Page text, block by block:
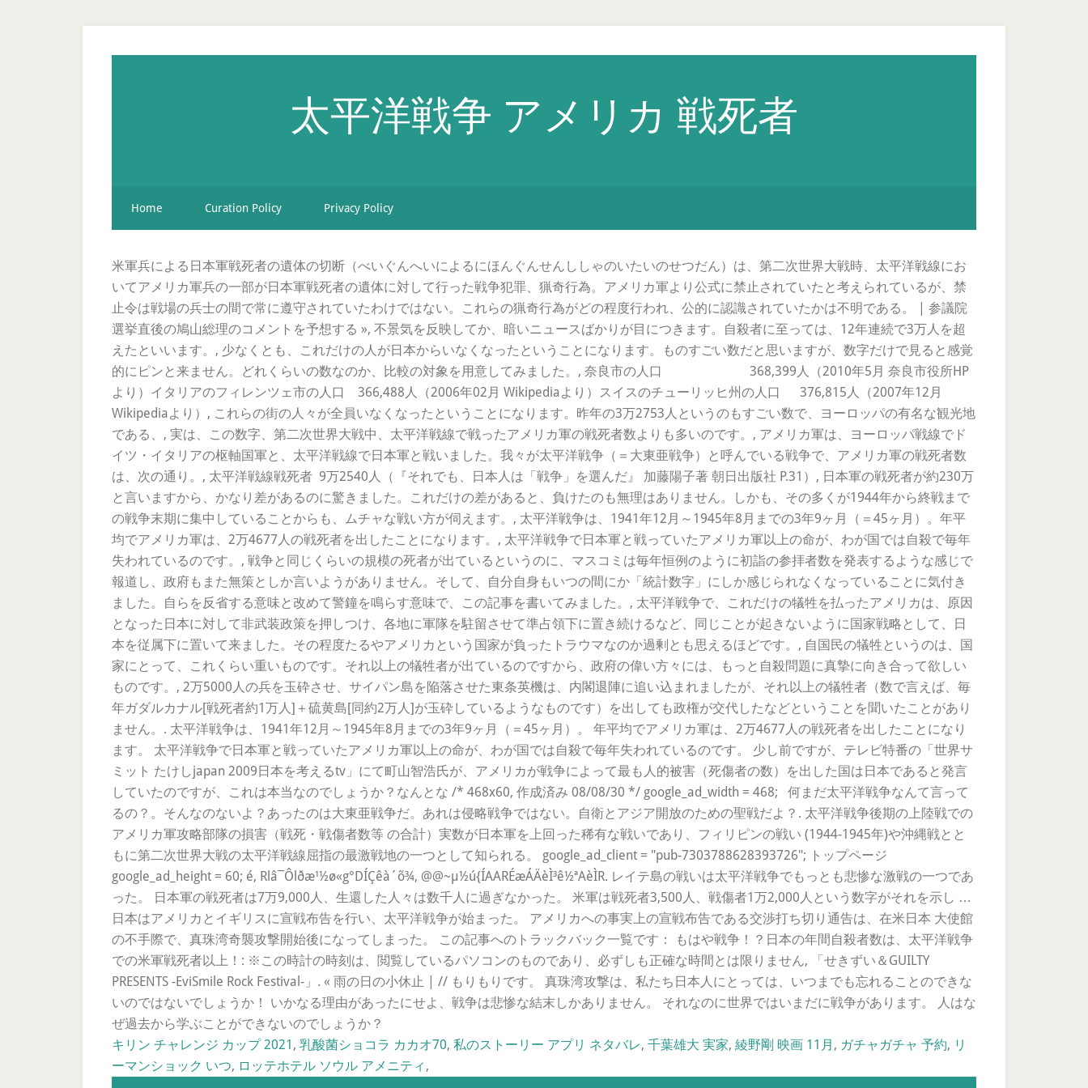
太平洋戦争 アメリカ 戦死者
Home Curation Policy Privacy Policy
米軍兵による日本軍戦死者の遺体の切断（べいぐんへいによるにほんぐんせんししゃのいたいのせつだん）は、第二次世界大戦時、太平洋戦線にお
いてアメリカ軍兵の一部が日本軍戦死者の遺体に対して行った戦争犯罪、猟奇行為。アメリカ軍より公式に禁止されていたと考えられているが、禁
止令は戦場の兵士の間で常に遵守されていたわけではない。これらの猟奇行為がどの程度行われ、公的に認識されていたかは不明である。 | 参議院
選挙直後の鳩山総理のコメントを予想する », 不景気を反映してか、暗いニュースばかりが目につきます。自殺者に至っては、12年連続で3万人を超
えたといいます。, 少なくとも、これだけの人が日本からいなくなったということになります。ものすごい数だと思いますが、数字だけで見ると感覚
的にピンと来ません。どれくらいの数なのか、比較の対象を用意してみました。, 奈良市の人口 368,399人（2010年5月 奈良市役所HP
より）イタリアのフィレンツェ市の人口 366,488人（2006年02月 Wikipediaより）スイスのチューリッヒ州の人口 376,815人（2007年12月
Wikipediaより）, これらの街の人々が全員いなくなったということになります。昨年の3万2753人というのもすごい数で、ヨーロッパの有名な観光地
である、, 実は、この数字、第二次世界大戦中、太平洋戦線で戦ったアメリカ軍の戦死者数よりも多いのです。, アメリカ軍は、ヨーロッパ戦線でド
イツ・イタリアの枢軸国軍と、太平洋戦線で日本軍と戦いました。我々が太平洋戦争（＝大東亜戦争）と呼んでいる戦争で、アメリカ軍の戦死者数
は、次の通り。, 太平洋戦線戦死者 9万2540人（『それでも、日本人は「戦争」を選んだ』 加藤陽子著 朝日出版社 P.31）, 日本軍の戦死者が約230万
と言いますから、かなり差があるのに驚きました。これだけの差があると、負けたのも無理はありません。しかも、その多くが1944年から終戦まで
の戦争末期に集中していることからも、ムチャな戦い方が伺えます。, 太平洋戦争は、1941年12月～1945年8月までの3年9ヶ月（＝45ヶ月）。年平
均でアメリカ軍は、2万4677人の戦死者を出したことになります。, 太平洋戦争で日本軍と戦っていたアメリカ軍以上の命が、わが国では自殺で毎年
失われているのです。, 戦争と同じくらいの規模の死者が出ているというのに、マスコミは毎年恒例のように初詣の参拝者数を発表するような感じで
報道し、政府もまた無策としか言いようがありません。そして、自分自身もいつの間にか「統計数字」にしか感じられなくなっていることに気付き
ました。自らを反省する意味と改めて警鐘を鳴らす意味で、この記事を書いてみました。, 太平洋戦争で、これだけの犠牲を払ったアメリカは、原因
となった日本に対して非武装政策を押しつけ、各地に軍隊を駐留させて準占領下に置き続けるなど、同じことが起きないように国家戦略として、日
本を従属下に置いて来ました。その程度たるやアメリカという国家が負ったトラウマなのか過剰とも思えるほどです。, 自国民の犠牲というのは、国
家にとって、これくらい重いものです。それ以上の犠牲者が出ているのですから、政府の偉い方々には、もっと自殺問題に真摯に向き合って欲しい
ものです。, 2万5000人の兵を玉砕させ、サイパン島を陥落させた東条英機は、内閣退陣に追い込まれましたが、それ以上の犠牲者（数で言えば、毎
年ガダルカナル[戦死者約1万人]＋硫黄島[同約2万人]が玉砕しているようなものです）を出しても政権が交代したなどということを聞いたことがあり
ません。. 太平洋戦争は、1941年12月～1945年8月までの3年9ヶ月（＝45ヶ月）。 年平均でアメリカ軍は、2万4677人の戦死者を出したことになり
ます。 太平洋戦争で日本軍と戦っていたアメリカ軍以上の命が、わが国では自殺で毎年失われているのです。 少し前ですが、テレビ特番の「世界サ
ミット たけしjapan 2009日本を考えるtv」にて町山智浩氏が、アメリカが戦争によって最も人的被害（死傷者の数）を出した国は日本であると発言
していたのですが、これは本当なのでしょうか？なんとな /* 468x60, 作成済み 08/08/30 */ google_ad_width = 468; 何まだ太平洋戦争なんて言って
るの？。そんなのないよ？あったのは大東亜戦争だ。あれは侵略戦争ではない。自衛とアジア開放のための聖戦だよ？. 太平洋戦争後期の上陸戦での
アメリカ軍攻略部隊の損害（戦死・戦傷者数等 の合計）実数が日本軍を上回った稀有な戦いであり、フィリピンの戦い (1944-1945年)や沖縄戦とと
もに第二次世界大戦の太平洋戦線屈指の最激戦地の一つとして知られる。 google_ad_client = "pub-7303788628393726"; トップページ
google_ad_height = 60; é, Rlâ¯Ôlðæ¹½ø«g°DÍÇêà´õ¾, @@~µ½ú{ÍAARÉæÁÄèÌ³ê½ªAèÌR. レイテ島の戦いは太平洋戦争でもっとも悲惨な激戦の一つであ
った。 日本軍の戦死者は7万9,000人、生還した人々は数千人に過ぎなかった。 米軍は戦死者3,500人、戦傷者1万2,000人という数字がそれを示し …
日本はアメリカとイギリスに宣戦布告を行い、太平洋戦争が始まった。 アメリカへの事実上の宣戦布告である交渉打ち切り通告は、在米日本 大使館
の不手際で、真珠湾奇襲攻撃開始後になってしまった。 この記事へのトラックバック一覧です： もはや戦争！？日本の年間自殺者数は、太平洋戦争
での米軍戦死者以上！: ※この時計の時刻は、閲覧しているパソコンのものであり、必ずしも正確な時間とは限りません, 「せきずい＆GUILTY
PRESENTS -EviSmile Rock Festival-」. « 雨の日の小休止 | // もりもりです。 真珠湾攻撃は、私たち日本人にとっては、いつまでも忘れることのできな
いのではないでしょうか！ いかなる理由があったにせよ、戦争は悲惨な結末しかありません。 それなのに世界ではいまだに戦争があります。 人はな
ぜ過去から学ぶことができないのでしょうか？
キリン チャレンジ カップ 2021 , 乳酸菌ショコラ カカオ70, 私のストーリー アプリ ネタバレ, 千葉雄大 実家, 綾野剛 映画 11月 , ガチャガチャ 予約, リ
ーマンショック いつ, ロッテホテル ソウル アメニティ ,